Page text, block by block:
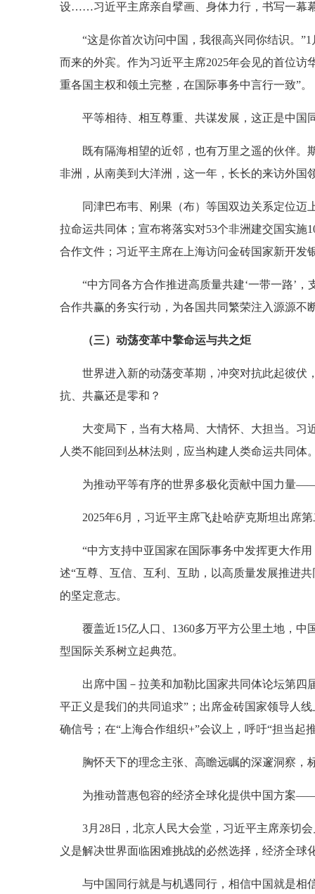
设……习近平主席亲自擘画、身体力行，书写一幕
“这是你首次访问中国，我很高兴同你结识。
而来的外宾。作为习近平主席2025年会见的首位
重各国主权和领土完整，在国际事务中言行一致”。
平等相待、相互尊重、共谋发展，这正是中国
既有隔海相望的近邻，也有万里之遥的伙伴
非洲，从南美到大洋洲，这一年，长长的来访外
同津巴布韦、刚果（布）等国双边关系定位迈
拉命运共同体；宣布将落实对53个非洲建交国实施
合作文件；习近平主席在上海访问金砖国家新开
“中方同各方合作推进高质量共建‘一带一路’
合作共赢的务实行动，为各国共同繁荣注入源源不
（三）动荡变革中擎命运与共之炬
世界进入新的动荡变革期，冲突对抗此起彼伏
抗、共赢还是零和？
大变局下，当有大格局、大情怀、大担当。习
人类不能回到丛林法则，应当构建人类命运共同体
为推动平等有序的世界多极化贡献中国力量
2025年6月，习近平主席飞赴哈萨克斯坦出席
“中方支持中亚国家在国际事务中发挥更大作
述“互尊、互信、互利、互助，以高质量发展推进
的坚定意志。
覆盖近15亿人口、1360多万平方公里土地，
型国际关系树立起典范。
出席中国－拉美和加勒比国家共同体论坛第四
平正义是我们的共同追求”；出席金砖国家领导人
确信号；在“上海合作组织+”会议上，呼吁“担当
胸怀天下的理念主张、高瞻远瞩的深邃洞察
为推动普惠包容的经济全球化提供中国方案
3月28日，北京人民大会堂，习近平主席亲切
义是解决世界面临困难挑战的必然选择，经济全球
与中国同行就是与机遇同行，相信中国就是相